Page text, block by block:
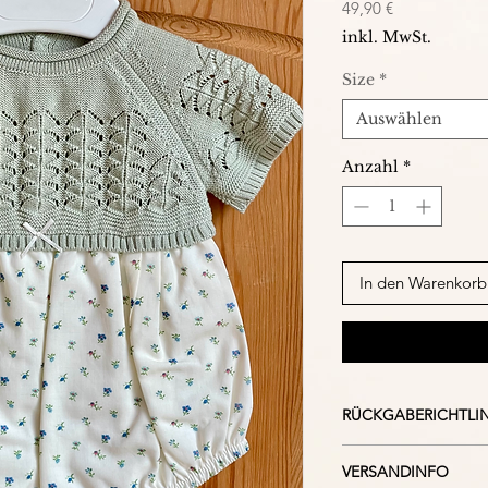
49,90 €Preis
inkl. MwSt.
Size *
Auswählen
Anzahl *
In den Warenkorb
Ware, beachten
VERSANDINFO